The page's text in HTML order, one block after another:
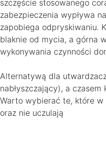
szczęście stosowanego
zabezpieczenia wypływa
zapobiega odpryskiwaniu.
blaknie od mycia, a górna
wykonywania czynności
Alternatywą dla
nabłyszczający), a
Warto wybierać te, które w
oraz nie uczulają